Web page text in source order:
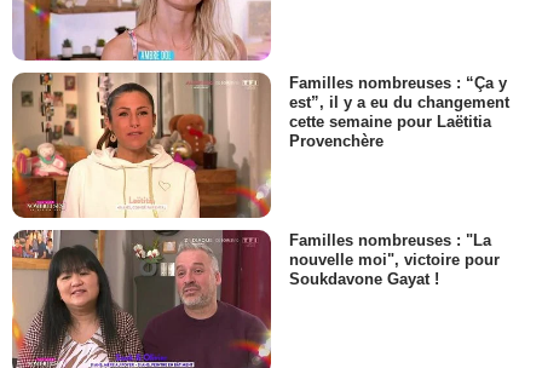
Familles nombreuses : “Ça y
est”, il y a eu du changement
cette semaine pour Laëtitia
Provenchère
Familles nombreuses : "La
nouvelle moi", victoire pour
Soukdavone Gayat !